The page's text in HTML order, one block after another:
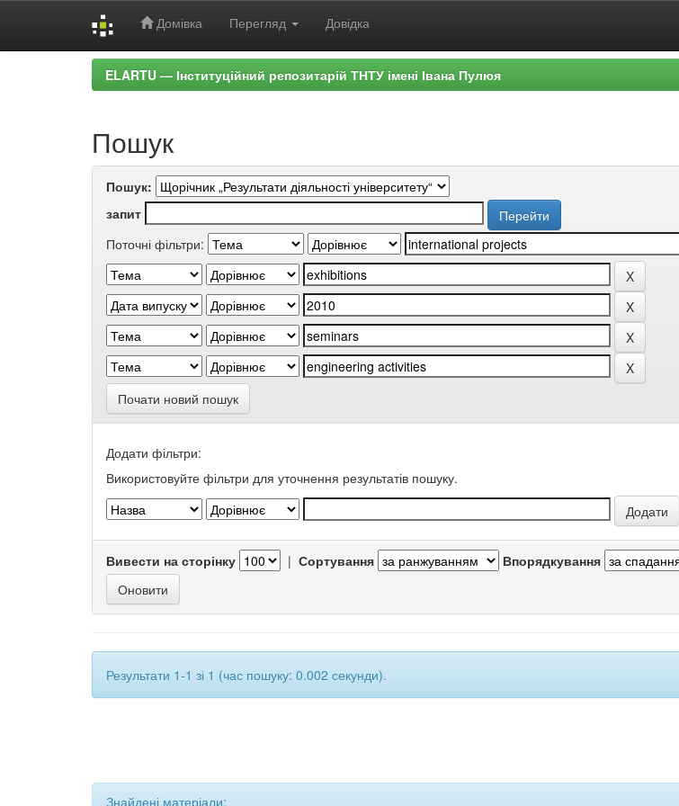
Домівка Перегляд Довідка
ELARTU — Інституційний репозитарій ТНТУ імені Івана Пулюя
Пошук
Пошук:
запит
Поточні фільтри:
Почати новий пошук
Додати фільтри:
Використовуйте фільтри для уточнення результатів пошуку.
Вивести на сторінку | Сортування Впорядкування
Результати 1-1 зі 1 (час пошуку: 0.002 секунди).
Знайдені матеріали: